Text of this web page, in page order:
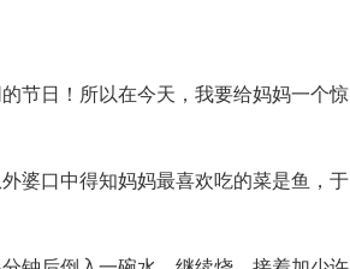
节日！所以在今天，我要给妈妈一个惊
婆口中得知妈妈最喜欢吃的菜是鱼，于